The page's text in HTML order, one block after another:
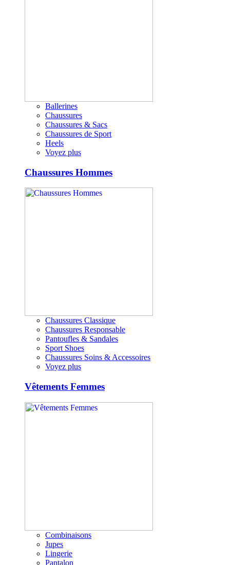
Ballerines
Chaussures
Chaussures & Sacs
Chaussures de Sport
Heels
Voyez plus
Chaussures Hommes
Chaussures Classique
Chaussures Responsable
Pantoufles & Sandales
Sport Shoes
Chaussures Soins & Accessoires
Voyez plus
Vêtements Femmes
Combinaisons
Jupes
Lingerie
Pantalon